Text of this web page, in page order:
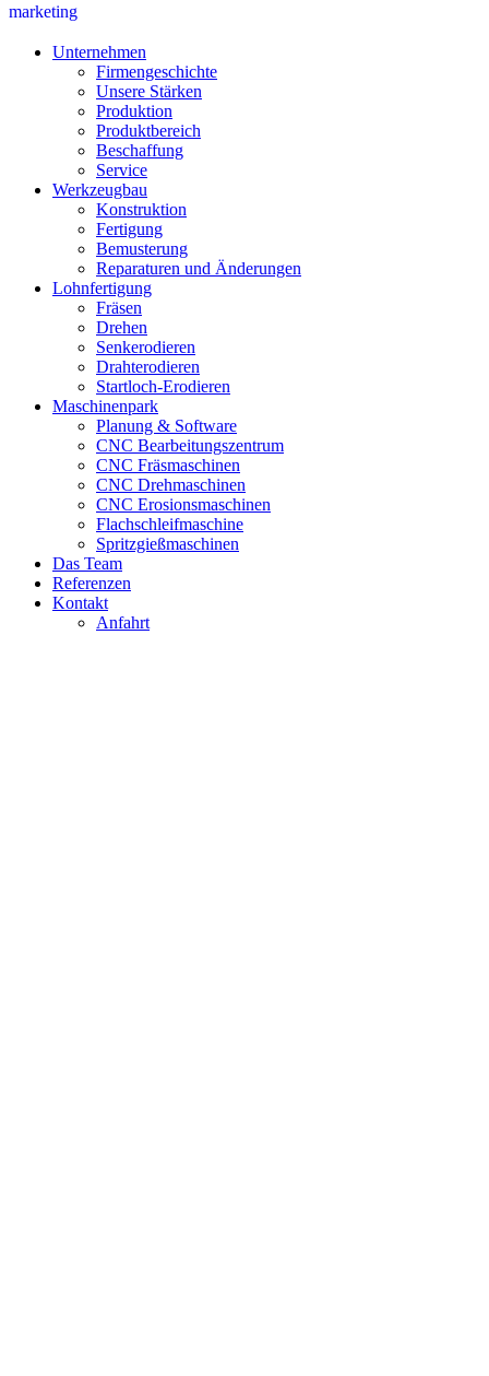
marketing
Unternehmen
Firmengeschichte
Unsere Stärken
Produktion
Produktbereich
Beschaffung
Service
Werkzeugbau
Konstruktion
Fertigung
Bemusterung
Reparaturen und Änderungen
Lohnfertigung
Fräsen
Drehen
Senkerodieren
Drahterodieren
Startloch-Erodieren
Maschinenpark
Planung & Software
CNC Bearbeitungszentrum
CNC Fräsmaschinen
CNC Drehmaschinen
CNC Erosionsmaschinen
Flachschleifmaschine
Spritzgießmaschinen
Das Team
Referenzen
Kontakt
Anfahrt